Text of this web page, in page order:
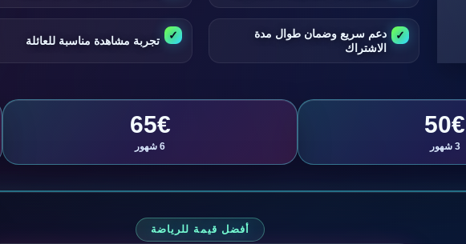
دعم سريع وضمان طوال مدة
الاشتراك
تجربة مشاهدة مناسبة للعائلة
50€
3 شهور
65€
6 شهور
أفضل قيمة للرياضة